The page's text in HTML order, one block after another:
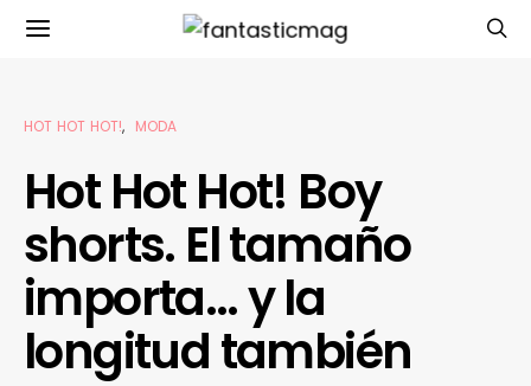
HOT HOT HOT! MODA
Hot Hot Hot! Boy
shorts. El tamaño
importa… y la
longitud también